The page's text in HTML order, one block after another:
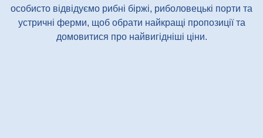
особисто відвідуємо рибні біржі, риболовецькі порти та
устричні ферми, щоб обрати найкращі пропозиції та
домовитися про найвигідніші ціни.